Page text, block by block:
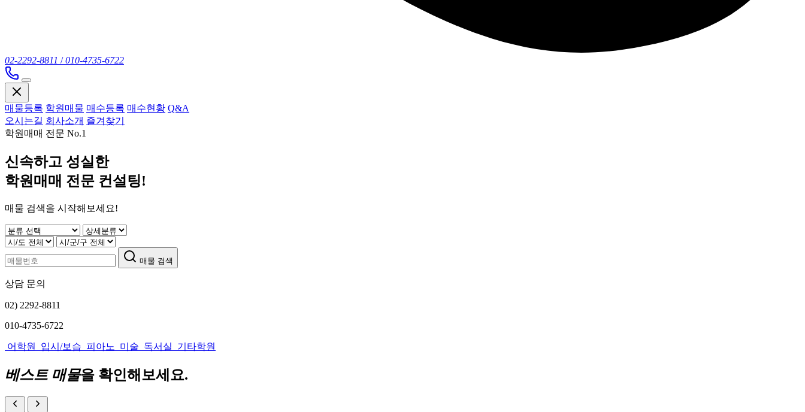
02-2292-8811 / 010-4735-6722
매물등록 학원매물 매수등록 매수현황 Q&A
오시는길 회사소개 즐겨찾기
학원매매 전문 No.1
신속하고 성실한
학원매매 전문 컨설팅!
매물 검색을 시작해보세요!
매물 검색
상담 문의
02) 2292-8811
010-4735-6722
어학원 입시/보습 피아노 미술 독서실 기타학원
베스트 매물을 확인해보세요.